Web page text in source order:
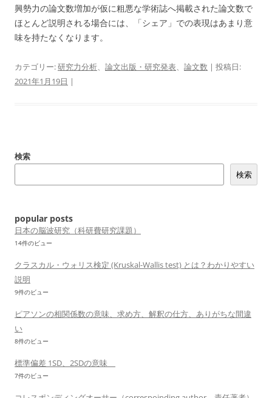
興勢力の論文数増加が仮に粗悪な学術誌へ掲載された論文数で
ほとんど説明される場合には、「シェア」での表現はあまり意
味を持たなくなります。
カテゴリー:研究力分析、 論文出版・研究発表、 論文数 | 投稿日:
2021年1月19日 |
検索
検索
popular posts
日本の脳波研究（科研費研究課題）
14件のビュー
クラスカル・ウォリス検定 (Kruskal-Wallis test) とは？わかりやすい
説明
9件のビュー
ピアソンの相関係数の意味、求め方、解釈の仕方、ありがちな間違
い
8件のビュー
標準偏差 1SD、2SDの意味
7件のビュー